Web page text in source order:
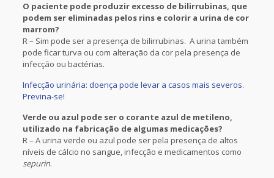
O paciente pode produzir excesso de bilirrubinas, que
podem ser eliminadas pelos rins e colorir a urina de cor
marrom?
R – Sim pode ser a presença de bilirrubinas. A urina também
pode ficar turva ou com alteração da cor pela presença de
infecção ou bactérias.
Infecção urinária: doença pode levar a casos mais severos.
Previna-se!
Verde ou azul pode ser o corante azul de metileno,
utilizado na fabricação de algumas medicações?
R – A urina verde ou azul pode ser pela presença de altos
níveis de cálcio no sangue, infecção e medicamentos como
sepurin.